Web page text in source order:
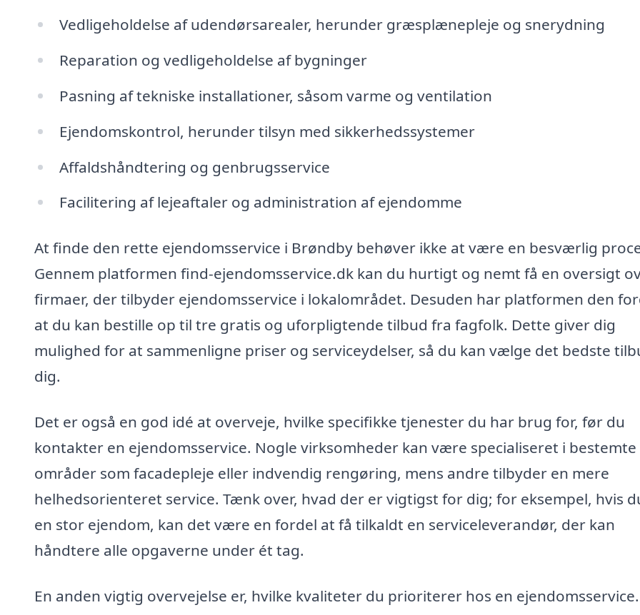
Vedligeholdelse af udendørsarealer, herunder græsplænepleje og snerydning
Reparation og vedligeholdelse af bygninger
Pasning af tekniske installationer, såsom varme og ventilation
Ejendomskontrol, herunder tilsyn med sikkerhedssystemer
Affaldshåndtering og genbrugsservice
Facilitering af lejeaftaler og administration af ejendomme
At finde den rette ejendomsservice i Brøndby behøver ikke at være en besværlig
Gennem platformen find-ejendomsservice.dk kan du hurtigt og nemt få en oversigt
firmaer, der tilbyder ejendomsservice i lokalområdet. Desuden har platformen den
at du kan bestille op til tre gratis og uforpligtende tilbud fra fagfolk. Dette giver dig
mulighed for at sammenligne priser og serviceydelser, så du kan vælge det bedste
dig.
Det er også en god idé at overveje, hvilke specifikke tjenester du har brug for, før du
kontakter en ejendomsservice. Nogle virksomheder kan være specialiseret i bestemte
områder som facadepleje eller indvendig rengøring, mens andre tilbyder en mere
helhedsorienteret service. Tænk over, hvad der er vigtigst for dig; for eksempel, hvis
en stor ejendom, kan det være en fordel at få tilkaldt en serviceleverandør, der kan
håndtere alle opgaverne under ét tag.
En anden vigtig overvejelse er, hvilke kvaliteter du prioriterer hos en ejendomsservice.